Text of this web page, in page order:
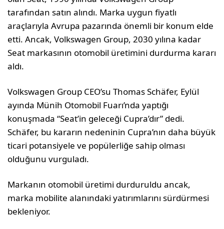
tarafından satın alındı. Marka uygun fiyatlı
araçlarıyla Avrupa pazarında önemli bir konum elde
etti. Ancak, Volkswagen Group, 2030 yılına kadar
Seat markasının otomobil üretimini durdurma kararı
aldı.
Volkswagen Group CEO’su Thomas Schäfer, Eylül
ayında Münih Otomobil Fuarı’nda yaptığı
konuşmada “Seat’in geleceği Cupra’dır” dedi.
Schäfer, bu kararın nedeninin Cupra’nın daha büyük
ticari potansiyele ve popülerliğe sahip olması
olduğunu vurguladı.
Markanın otomobil üretimi durduruldu ancak,
marka mobilite alanındaki yatırımlarını sürdürmesi
bekleniyor.